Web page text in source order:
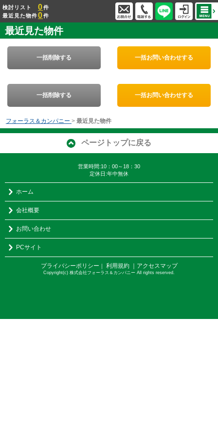
検討リスト 0件
最近見た物件0件
最近見た物件
一括削除する 一括お問い合わせする
一括削除する 一括お問い合わせする
フォーラス＆カンパニー > 最近見た物件
ページトップに戻る
営業時間:10：00～18：30
定休日:年中無休
ホーム
会社概要
お問い合わせ
PCサイト
プライバシーポリシー ｜ 利用規約 ｜アクセスマップ
Copyright(c) 株式会社フォーラス＆カンパニー All rights reserved.